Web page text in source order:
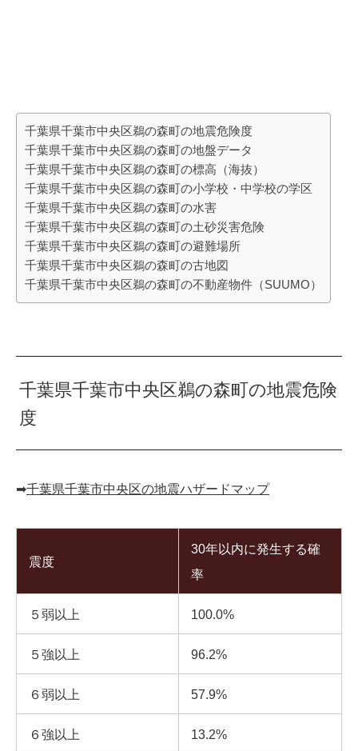
千葉県千葉市中央区鵜の森町の地震危険度
千葉県千葉市中央区鵜の森町の地盤データ
千葉県千葉市中央区鵜の森町の標高（海抜）
千葉県千葉市中央区鵜の森町の小学校・中学校の学区
千葉県千葉市中央区鵜の森町の水害
千葉県千葉市中央区鵜の森町の土砂災害危険
千葉県千葉市中央区鵜の森町の避難場所
千葉県千葉市中央区鵜の森町の古地図
千葉県千葉市中央区鵜の森町の不動産物件（SUUMO）
千葉県千葉市中央区鵜の森町の地震危険
度
➡︎千葉県千葉市中央区の地震ハザードマップ
震度
30年以内に発生する確
率
５弱以上 100.0%
５強以上 96.2%
６弱以上 57.9%
６強以上 13.2%